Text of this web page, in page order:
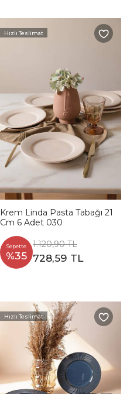
Hızlı Teslimat
Krem Linda Pasta Tabağı 21
Cm 6 Adet 030
Sepette
%35
1.120,90 TL
728,59 TL
Hızlı Teslimat